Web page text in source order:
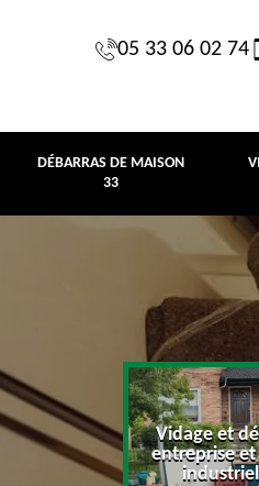
05 33 06 02 74
DÉBARRAS DE MAISON
33
maison 33
Vidage et
entreprise